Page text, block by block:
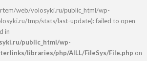
web/volosyki.ru/public_html/wp-
tmp/stats/last-update): failed to open
in
public_html/wp-
libraries/php/AILL/FileSys/File.php on